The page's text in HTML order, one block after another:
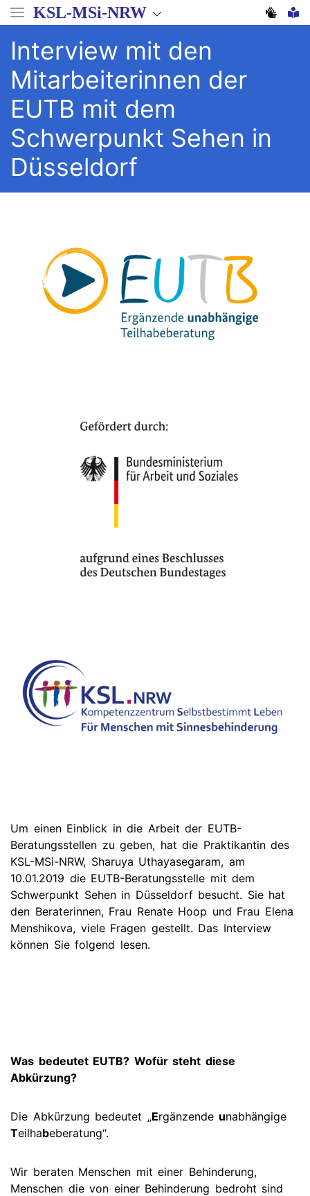
Direkt
zum
Inhalt
KSL-MSi-NRW
Interview mit den
Mitarbeiterinnen der
EUTB mit dem
Schwerpunkt Sehen in
Düsseldorf
Um einen Einblick in die Arbeit der EUTB-
Beratungsstellen zu geben, hat die Praktikantin des
KSL-MSi-NRW, Sharuya Uthayasegaram, am
10.01.2019 die EUTB-Beratungsstelle mit dem
Schwerpunkt Sehen in Düsseldorf besucht. Sie hat
den Beraterinnen, Frau Renate Hoop und Frau Elena
Menshikova, viele Fragen gestellt. Das Interview
können Sie folgend lesen.
Was bedeutet EUTB? Wofür steht diese
Abkürzung?
Die Abkürzung bedeutet „Ergänzende unabhängige
Teilhabeberatung“.
Wir beraten Menschen mit einer Behinderung,
Menschen die von einer Behinderung bedroht sind